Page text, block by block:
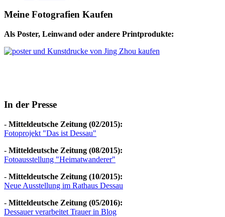
Meine Fotografien Kaufen
Als Poster, Leinwand oder andere Printprodukte:
In der Presse
- Mitteldeutsche Zeitung (02/2015):
Fotoprojekt "Das ist Dessau"
- Mitteldeutsche Zeitung (08/2015):
Fotoausstellung "Heimatwanderer"
- Mitteldeutsche Zeitung (10/2015):
Neue Ausstellung im Rathaus Dessau
- Mitteldeutsche Zeitung (05/2016):
Dessauer verarbeitet Trauer in Blog